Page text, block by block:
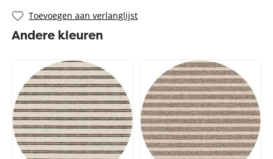
Toevoegen aan verlanglijst
Andere kleuren